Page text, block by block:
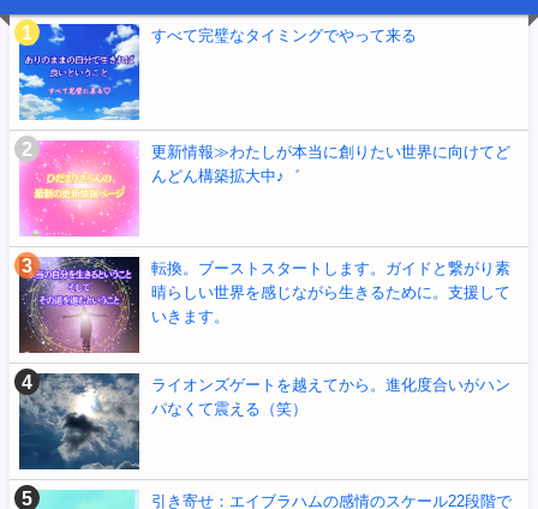
すべて完璧なタイミングでやって来る
更新情報≫わたしが本当に創りたい世界に向けてど
んどん構築拡大中♪゛
転換。ブーストスタートします。ガイドと繋がり素
晴らしい世界を感じながら生きるために。支援して
いきます。
ライオンズゲートを越えてから。進化度合いがハン
パなくて震える（笑）
引き寄せ：エイブラハムの感情のスケール22段階で